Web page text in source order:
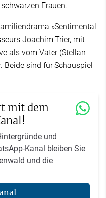
Frauen.
«Sentimental
Joachim Trier, mit
als vom Vater (Stellan
Beide sind für Schauspiel-
mit dem
und
Kanal bleiben Sie
und die